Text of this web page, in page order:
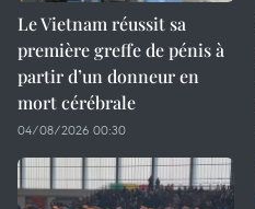
Le Vietnam réussit sa
première greffe de pénis à
partir d’un donneur en
mort cérébrale
04/08/2026 00:30